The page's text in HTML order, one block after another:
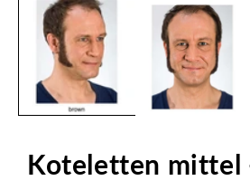
Koteletten mittel